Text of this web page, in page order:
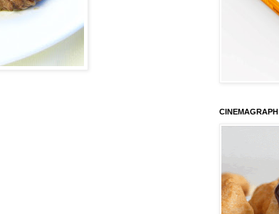
CINEMAGRAPH